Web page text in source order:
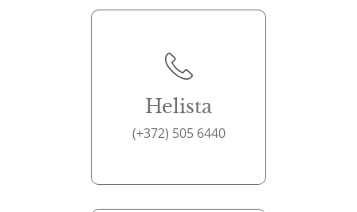
Helista
(+372) 505 6440